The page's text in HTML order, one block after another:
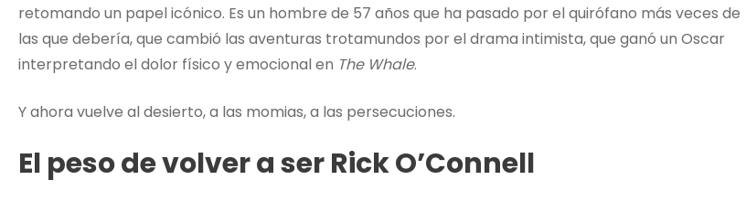
retomando un papel icónico. Es un hombre de 57 años que ha pasado por el quirófano más veces de
las que debería, que cambió las aventuras trotamundos por el drama intimista, que ganó un Oscar
interpretando el dolor físico y emocional en The Whale.
Y ahora vuelve al desierto, a las momias, a las persecuciones.
El peso de volver a ser Rick O’Connell